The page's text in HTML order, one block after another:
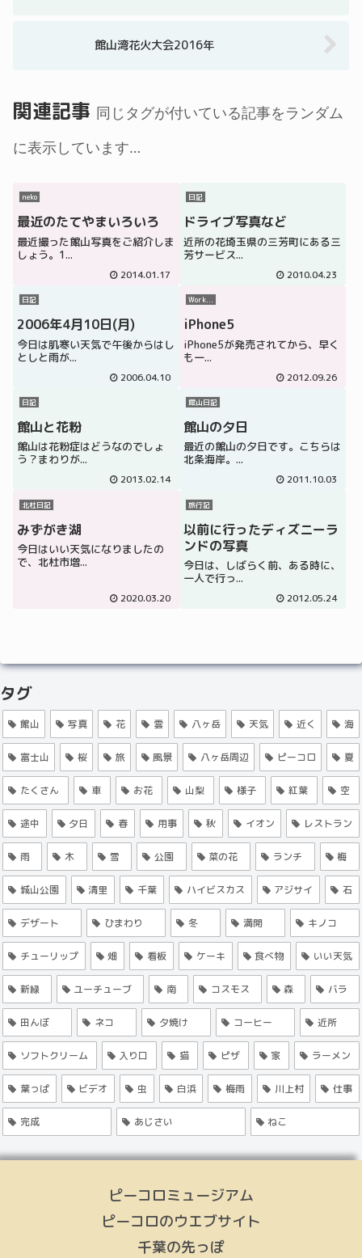
館山湾花火大会2016年
関連記事 同じタグが付いている記事をランダム
に表示しています…
neko
最近のたてやまいろいろ
最近撮った館山写真をご紹介しま
しょう。1...
2014.01.17
日記
ドライブ写真など
近所の花埼玉県の三芳町にある三
芳サービス...
2010.04.23
日記
2006年4月10日(月)
今日は肌寒い天気で午後からはし
としと雨が...
2006.04.10
Work...
iPhone5
iPhone5が発売されてから、早く
も一...
2012.09.26
日記
館山と花粉
館山は花粉症はどうなのでしょ
う？まわりが...
2013.02.14
館山日記
館山の夕日
最近の館山の夕日です。こちらは
北条海岸。...
2011.10.03
北杜日記
みずがき湖
今日はいい天気になりましたの
で、北杜市増...
2020.03.20
旅行記
以前に行ったディズニーラ
ンドの写真
今日は、しばらく前、ある時に、
一人で行っ...
2012.05.24
タグ
館山 写真 花 雲 八ヶ岳 天気 近く 海
富士山 桜 旅 風景 八ヶ岳周辺 ピーコロ 夏
たくさん 車 お花 山梨 様子 紅葉 空
途中 夕日 春 用事 秋 イオン レストラン
雨 木 雪 公園 菜の花 ランチ 梅
城山公園 清里 千葉 ハイビスカス アジサイ 石
デザート ひまわり 冬 満開 キノコ
チューリップ 畑 看板 ケーキ 食べ物 いい天気
新緑 ユーチューブ 南 コスモス 森 バラ
田んぼ ネコ 夕焼け コーヒー 近所
ソフトクリーム 入り口 猫 ピザ 家 ラーメン
葉っぱ ビデオ 虫 白浜 梅雨 川上村 仕事
完成 あじさい ねこ
ピーコロミュージアム
ピーコロのウエブサイト
千葉の先っぽ